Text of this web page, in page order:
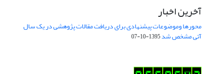
آخرین اخبار
محورها وموضوعات پیشنهادی برای دریافت مقالات پژوهشی در یک سال
آتی مشخص شد1395-10-07